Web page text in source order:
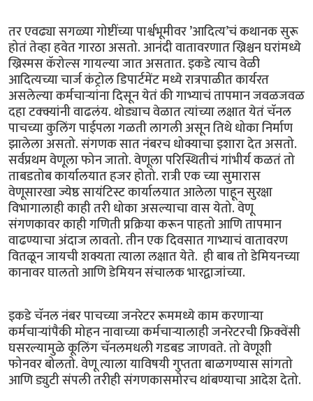
तर एवढ्या सगळ्या गोष्टींच्या पार्श्वभूमीवर ’आदित्य’चं कथानक सुरू
होतं तेव्हा हवेत गारठा असतो. आनंदी वातावरणात ख्रिश्चन घरांमध्ये
ख्रिस्मस कॅरोल्स गायल्या जात असतात. इकडे त्याच वेळी
आदित्यच्या चार्ज कंट्रोल डिपार्टमेंट मध्ये रात्रपाळीत कार्यरत
असलेल्या कर्मचार्‍यांना दिसून येतं की गाभ्याचं तापमान जवळजवळ
दहा टक्क्यांनी वाढलंय. थोड्याच वेळात त्यांच्या लक्षात येतं चॅनल
पाचच्या कुलिंग पाईपला गळती लागली असून तिथे धोका निर्माण
झालेला असतो. संगणक सात नंबरच धोक्याचा इशारा देत असतो.
सर्वप्रथम वेणूला फोन जातो. वेणूला परिस्थितीचं गांभीर्य कळतं तो
ताबडतोब कार्यालयात हजर होतो. रात्री एक च्या सुमारास
वेणूसारखा ज्येष्ठ सायंटिस्ट कार्यालयात आलेला पाहून सुरक्षा
विभागालाही काही तरी धोका असल्याचा वास येतो. वेणू
संगणकावर काही गणिती प्रक्रिया करून पाहतो आणि तापमान
वाढण्याचा अंदाज लावतो. तीन एक दिवसात गाभ्याचं वातावरण
वितळून जायची शक्यता त्याला लक्षात येते. ही बाब तो डेमियनच्या
कानावर घालतो आणि डेमियन संचालक भारद्वाजांच्या.
इकडे चॅनल नंबर पाचच्या जनरेटर रूममध्ये काम करणार्‍या
कर्मचार्‍यांपैकी मोहन नावाच्या कर्मचार्‍यालाही जनरेटरची फ्रिक्वेंसी
घसरल्यामुळे कूलिंग चॅनलमधली गडबड जाणवते. तो वेणूशी
फोनवर बोलतो. वेणू त्याला याविषयी गुप्तता बाळगण्यास सांगतो
आणि ड्युटी संपली तरीही संगणकासमोरच थांबण्याचा आदेश देतो.